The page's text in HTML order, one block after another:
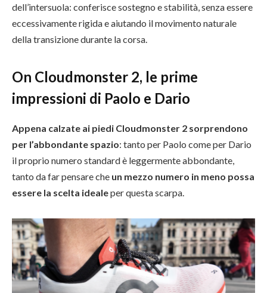
dell’intersuola: conferisce sostegno e stabilità, senza essere
eccessivamente rigida e aiutando il movimento naturale
della transizione durante la corsa.
On Cloudmonster 2, le prime
impressioni di Paolo e Dario
Appena calzate ai piedi Cloudmonster 2 sorprendono
per l’abbondante spazio: tanto per Paolo come per Dario
il proprio numero standard è leggermente abbondante,
tanto da far pensare che un mezzo numero in meno possa
essere la scelta idealeper questa scarpa.